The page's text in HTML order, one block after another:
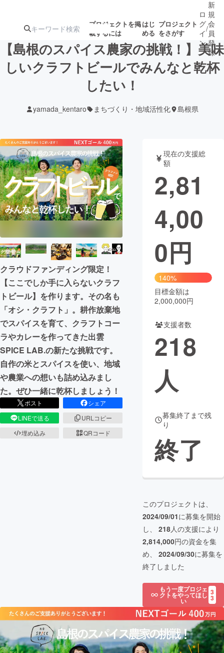
プロジェクトを掲
載するには
はじ
める
プロジェクト
をさがす
注目の新着プロ 募集終了が近いプ
テクノロジー・ガジェット
映像・映画 書籍・雑誌
ビジネス・起業 チャレンジ
まちづくり・地域活性化
CAMPFIRE for Social Good
CAMPFIRE Creation
CAMPFIREふるさと納税machi-ya コミュニティ
ロ
グ
イ
ン
/
新
規
会
員
登
録
【島根のスパイス農家の挑戦！】美味
しいクラフトビールでみんなと乾杯
したい！
yamada_kentaro まちづくり・地域活性化 島根県
クラウドファンディング限定！
【ここでしか手に入らないクラフ
トビール】を作ります。その名も
「オシ・クラフト」。耕作放棄地
でスパイスを育て、クラフトコー
ラやカレーを作ってきた出雲
SPICE LAB.の新たな挑戦です。
自作の米とスパイスを使い、地域
や農業への想いも詰め込みまし
た。ぜひ一緒に乾杯しましょう！
ポスト
シェア
LINEで送る
URLコピー
埋め込み
QRコード
現在の支援総
額
2,81
4,00
0円
140%
目標金額は
2,000,000円
支援者数
218
人
募集終了まで残
り
終了
このプロジェクトは、
2024/09/01に募集を開始
し、 218人の支援により
2,814,000円の資金を集
め、 2024/09/30に募集を
終了しました
もう一度プロジェ
クトをやってほし
い
3
3